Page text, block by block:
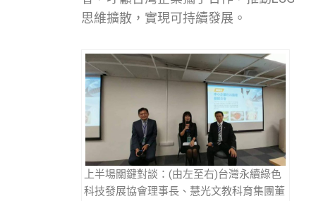
思維擴散，實現可持續發展。
上半場關鍵對談：(由左至右)台灣永續綠色
科技發展協會理事長、慧光文教科育集團董